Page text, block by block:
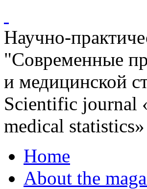
Научно-
"Современные
и медицинской
Scientific journal
medical statistics»
Home
About the